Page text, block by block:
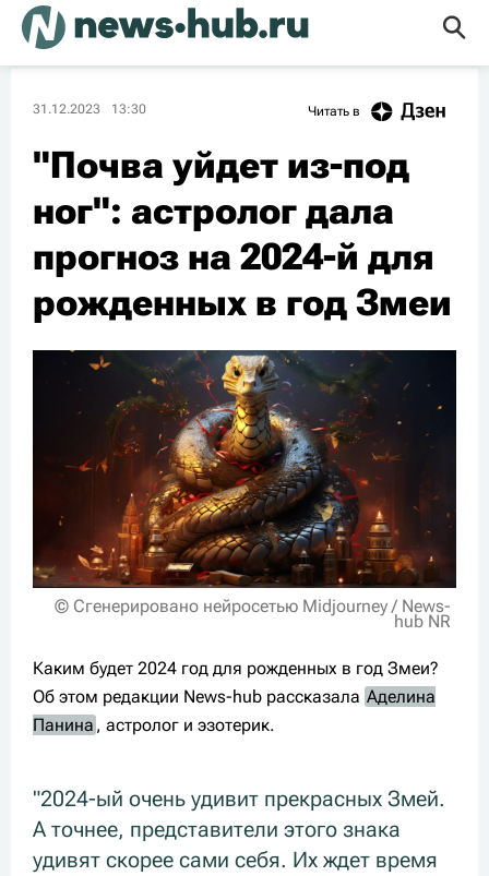
31.12.2023 13:30 Читать в
"Почва уйдет из-под
ног": астролог дала
прогноз на 2024-й для
рожденных в год Змеи
© Сгенерировано нейросетью Midjourney / News-
hub NR
Каким будет 2024 год для рожденных в год Змеи?
Об этом редакции News-hub рассказала Аделина
Панина , астролог и эзотерик.
"2024-ый очень удивит прекрасных Змей.
А точнее, представители этого знака
удивят скорее сами себя. Их ждет время